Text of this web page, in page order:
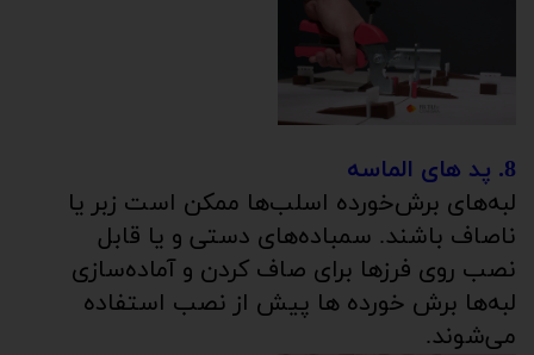
8. پد های الماسه
لبه‌های برش‌خورده اسلب‌ها ممکن است زبر یا
ناصاف باشند. سمباده‌های دستی و یا قابل
نصب روی فرزها برای صاف کردن و آماده‌سازی
لبه‌ها برش خورده ها پیش از نصب استفاده
می‌شوند.